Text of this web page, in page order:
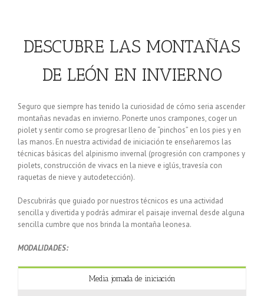
DESCUBRE LAS MONTAÑAS
DE LEÓN EN INVIERNO
Seguro que siempre has tenido la curiosidad de cómo seria ascender
montañas nevadas en invierno. Ponerte unos crampones, coger un
piolet y sentir como se progresar lleno de “pinchos” en los pies y en
las manos. En nuestra actividad de iniciación te enseñaremos las
técnicas básicas del alpinismo invernal (progresión con crampones y
piolets, construcción de vivacs en la nieve e iglús, travesía con
raquetas de nieve y autodetección).
Descubrirás que guiado por nuestros técnicos es una actividad
sencilla y divertida y podrás admirar el paisaje invernal desde alguna
sencilla cumbre que nos brinda la montaña leonesa.
MODALIDADES:
Media jornada de iniciación